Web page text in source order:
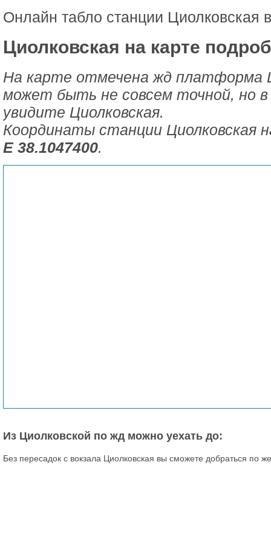
Онлайн табло станции Циолковская
Циолковская на карте
На карте отмечена жд платформа
может быть не совсем точной, но
увидите Циолковская.
Координаты станции Циолковская
E 38.1047400.
Из Циолковской по жд можно уехать до:
Без пересадок с вокзала Циолковская вы сможете добраться по